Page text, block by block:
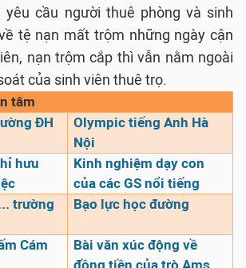
yêu cầu người thuê phòng và sinh
tệ nạn mất trộm những ngày cận
nạn trộm cắp thì vẫn nằm ngoài
của sinh viên thuê trọ.
tâm
ĐH
Olympic tiếng Anh Hà
Nội
hưu
Kinh nghiệm dạy con
của các GS nổi tiếng
trường
Bạo lực học đường
Cám
Bài văn xúc động về
đồng tiền của trò Ams